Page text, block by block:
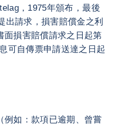
，1975年頒布，最後
出請求，損害賠償金之利
面損害賠償請求之日起第
可自傳票申請送達之日起
例如：款項已逾期、曾嘗